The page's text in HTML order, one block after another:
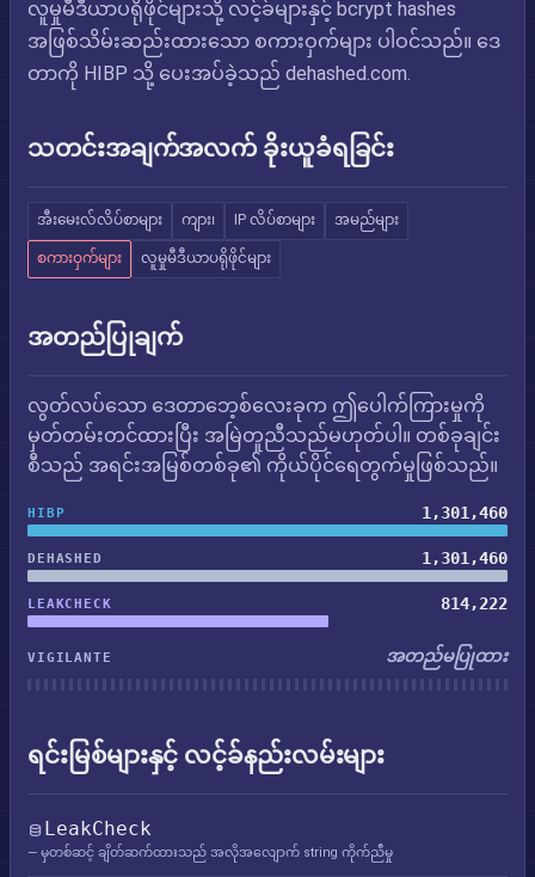
လူမှုမီဒီယာပရိုဖိုင်များသို့ လင့်ခ်များနှင့် bcrypt hashes
အဖြစ်သိမ်းဆည်းထားသော စကားဝှက်များ ပါဝင်သည်။ ဒေ
တာကို HIBP သို့ ပေးအပ်ခဲ့သည် dehashed.com.
သတင်းအချက်အလက် ခိုးယူခံရခြင်း
အီးမေးလ်လိပ်စာများ ကျား၊ IP လိပ်စာများ အမည်များ
စကားဝှက်များ လူမှုမီဒီယာပရိုဖိုင်များ
အတည်ပြုချက်
လွတ်လပ်သော ဒေတာဘေ့စ်လေးခုက ဤပေါက်ကြားမှုကို
မှတ်တမ်းတင်ထားပြီး အမြဲတူညီသည်မဟုတ်ပါ။ တစ်ခုချင်း
စီသည် အရင်းအမြစ်တစ်ခု၏ ကိုယ်ပိုင်ရေတွက်မှုဖြစ်သည်။
HIBP 1,301,460
DEHASHED 1,301,460
LEAKCHECK 814,222
VIGILANTE အတည်မပြုထား
ရင်းမြစ်များနှင့် လင့်ခ်နည်းလမ်းများ
LeakCheck
— မှတစ်ဆင့် ချိတ်ဆက်ထားသည် အလိုအလျောက် string ကိုက်ညီမှု